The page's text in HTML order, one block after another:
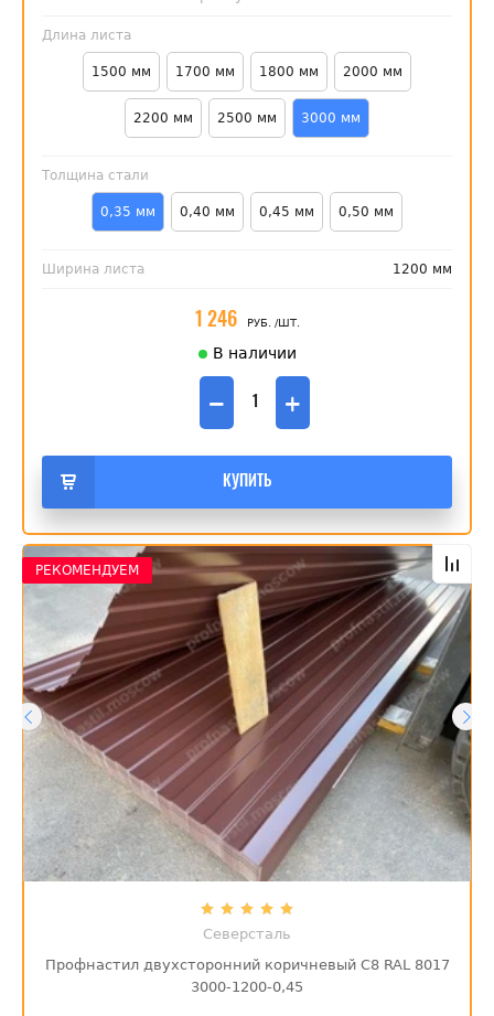
Длина листа
1500 мм 1700 мм 1800 мм 2000 мм
2200 мм 2500 мм 3000 мм
Толщина стали
0,35 мм 0,40 мм 0,45 мм 0,50 мм
Ширина листа 1200 мм
1 246 РУБ. /ШТ.
В наличии
− +
КУПИТЬ
РЕКОМЕНДУЕМ
Северсталь
Профнастил двухсторонний коричневый С8 RAL 8017
3000-1200-0,45